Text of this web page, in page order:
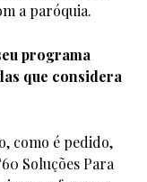
a paróquia.
programa
que considera
como é pedido,
Soluções Para